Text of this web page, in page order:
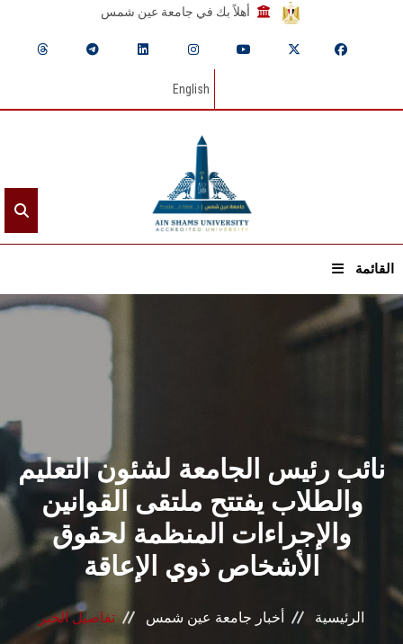
أهلاً بك في جامعة عين شمس
English
القائمة
القطاعـات
الشئون الأكاديمية
البحث العلمي
الرعاية الصحية
المراكز والوحدات
نائب رئيس الجامعة لشئون التعليم
والطلاب يفتتح ملتقى القوانين
والإجراءات المنظمة لحقوق
الأشخاص ذوي الإعاقة
الرئيسية أخبار جامعة عين شمس تفاصيل الخبر